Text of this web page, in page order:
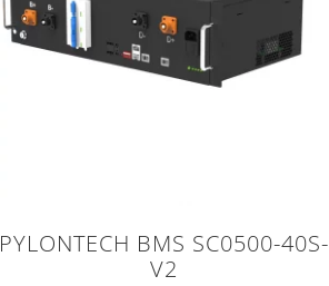
PYLONTECH BMS SC0500-40S-
V2